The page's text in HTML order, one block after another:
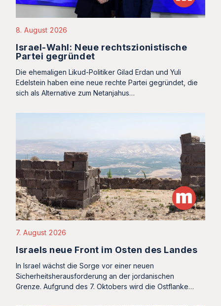
8. August 2026
Israel-Wahl: Neue rechtszionistische
Partei gegründet
Die ehemaligen Likud-Politiker Gilad Erdan und Yuli
Edelstein haben eine neue rechte Partei gegründet, die
sich als Alternative zum Netanjahus…
7. August 2026
Israels neue Front im Osten des Landes
In Israel wächst die Sorge vor einer neuen
Sicherheitsherausforderung an der jordanischen
Grenze. Aufgrund des 7. Oktobers wird die Ostflanke…